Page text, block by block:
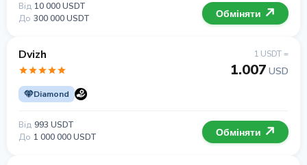
Від 10 000 USDT
До 300 000 USDT Обміняти
Dvizh
Diamond
1 USDT =
1.007 USD
Від 993 USDT
До 1 000 000 USDT Обміняти